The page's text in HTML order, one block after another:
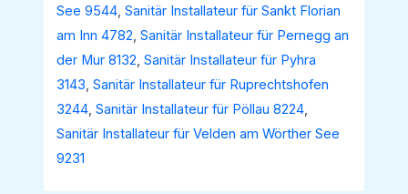
See 9544,Sanitär Installateur für Sankt Florian
am Inn 4782,Sanitär Installateur für Pernegg an
der Mur 8132,Sanitär Installateur für Pyhra
3143,Sanitär Installateur für Ruprechtshofen
3244,Sanitär Installateur für Pöllau 8224,
Sanitär Installateur für Velden am Wörther See
9231